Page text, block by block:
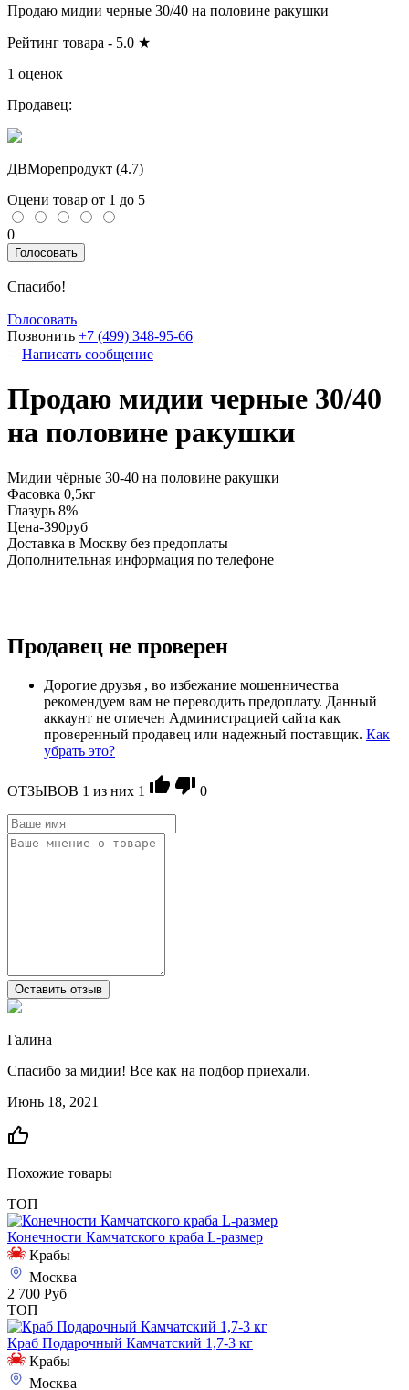
Продаю мидии черные 30/40 на половине ракушки
Рейтинг товара - 5.0 ★
1 оценок
Продавец:
ДВМорепродукт (4.7)
Оцени товар от 1 до 5
0
Голосовать
Спасибо!
Голосовать
Позвонить +7 (499) 348-95-66
Написать сообщение
Продаю мидии черные 30/40
на половине ракушки
Мидии чёрные 30-40 на половине ракушки
Фасовка 0,5кг
Глазурь 8%
Цена-390руб
Доставка в Москву без предоплаты
Дополнительная информация по телефоне
Продавец не проверен
Дорогие друзья , во избежание мошенничества
рекомендуем вам не переводить предоплату. Данный
аккаунт не отмечен Администрацией сайта как
проверенный продавец или надежный поставщик. Как
убрать это?
ОТЗЫВОВ 1 из ниx 1 0
Оставить отзыв
Галина
Спасибо за мидии! Все как на подбор приехали.
Июнь 18, 2021
Похожие товары
ТОП
Конечности Камчатского краба L-размер
Крабы
Москва
2 700 Руб
ТОП
Краб Подарочный Камчатский 1,7-3 кг
Крабы
Москва